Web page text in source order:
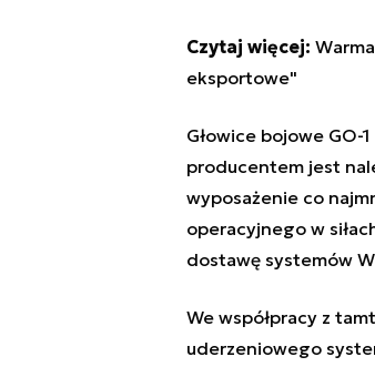
Czytaj więcej:
eksportowe"
Głowice bojowe GO-
producentem jest
wyposażenie co
operacyjnego w
dostawę systemów
We współpracy z
uderzeniowego